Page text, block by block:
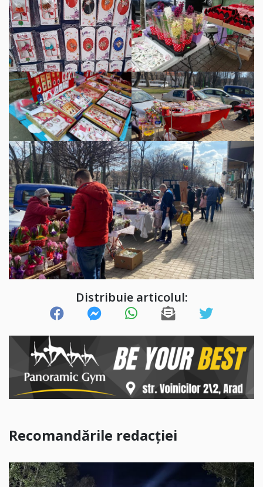
Distribuie articolul:
Recomandările redacției